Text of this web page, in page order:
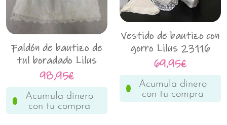
Faldón de bautizo de
tul boradado Lilus
23119
98,95€
Acumula dinero
con tu compra
Vestido de bautizo con
gorro Lilus 23116
69,95€
Acumula dinero
con tu compra